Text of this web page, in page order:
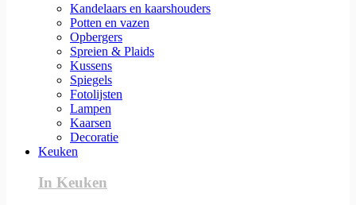
Kandelaars en kaarshouders
Potten en vazen
Opbergers
Spreien & Plaids
Kussens
Spiegels
Fotolijsten
Lampen
Kaarsen
Decoratie
Keuken
In Keuken